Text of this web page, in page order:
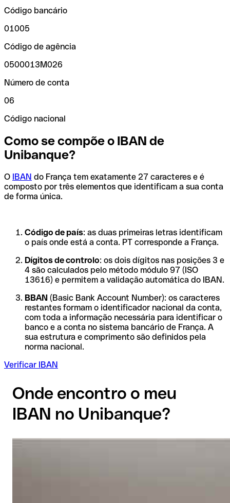
Código bancário
01005
Código de agência
0500013M026
Número de conta
06
Código nacional
Como se compõe o IBAN de
Unibanque?
O IBAN do França tem exatamente 27 caracteres e é
composto por três elementos que identificam a sua conta
de forma única.
Código de país: as duas primeiras letras identificam
o país onde está a conta. PT corresponde a França.
Dígitos de controlo: os dois dígitos nas posições 3 e
4 são calculados pelo método módulo 97 (ISO
13616) e permitem a validação automática do IBAN.
BBAN (Basic Bank Account Number): os caracteres
restantes formam o identificador nacional da conta,
com toda a informação necessária para identificar o
banco e a conta no sistema bancário de França. A
sua estrutura e comprimento são definidos pela
norma nacional.
Verificar IBAN
Onde encontro o meu
IBAN no Unibanque?